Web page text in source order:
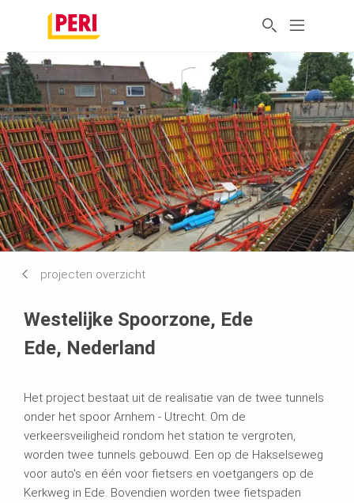
projecten overzicht
Westelijke Spoorzone, Ede
Ede, Nederland
Het project bestaat uit de realisatie van de twee tunnels
onder het spoor Arnhem - Utrecht. Om de
verkeersveiligheid rondom het station te vergroten,
worden twee tunnels gebouwd. Een op de Hakselseweg
voor auto's en één voor fietsers en voetgangers op de
Kerkweg in Ede. Bovendien worden twee fietspaden